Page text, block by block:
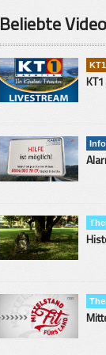
Beliebte